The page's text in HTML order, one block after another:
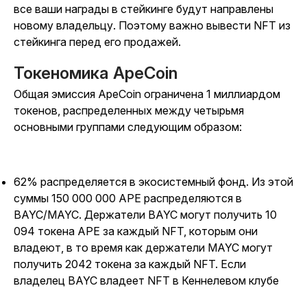
все ваши награды в стейкинге будут направлены
новому владельцу. Поэтому важно вывести NFT из
стейкинга перед его продажей.
Токеномика ApeCoin
Общая эмиссия ApeCoin ограничена 1 миллиардом
токенов, распределенных между четырьмя
основными группами следующим образом:
62% распределяется в экосистемный фонд. Из этой
суммы 150 000 000 APE распределяются в
BAYC/MAYC. Держатели BAYC могут получить 10
094 токена APE за каждый NFT, которым они
владеют, в то время как держатели MAYC могут
получить 2042 токена за каждый NFT. Если
владелец BAYC владеет NFT в Кеннелевом клубе